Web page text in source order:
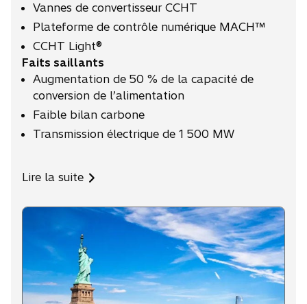
Vannes de convertisseur CCHT
Plateforme de contrôle numérique MACH™
CCHT Light®
Faits saillants
Augmentation de 50 % de la capacité de
conversion de l’alimentation
Faible bilan carbone
Transmission électrique de 1 500 MW
Lire la suite
s
e
d